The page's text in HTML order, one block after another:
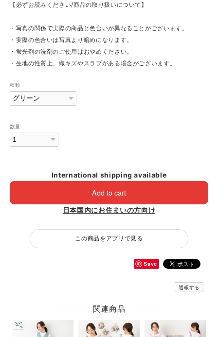
【必ずお読みください/商品の取り扱いについて】
・写真の関係で実際の商品と色合いが異なることがございます。
・実際の色合いは写真より暗めになります。
・蛍光剤の洗剤のご使用はおやめください。
・生地の性質上、織キズやスラブがある場合がございます。
種類
数量
International shipping available
Add to cart
日本国内にお住まいの方向け
この商品をアプリで見る
Save
通報する
関連商品